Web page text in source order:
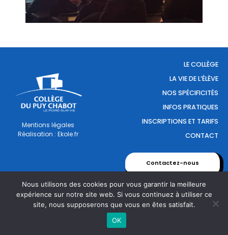
Mentions légales
Réalisation : Ekole.fr
LE COLLÈGE
LA VIE DE L’ÉLÈVE
NOS SPÉCIFICITÉS
INFOS PRATIQUES
INSCRIPTIONS ET TARIFS
CONTACT
Contactez-nous
Nous utilisons des cookies pour vous garantir la meilleure
expérience sur notre site web. Si vous continuez à utiliser ce
site, nous supposerons que vous en êtes satisfait.
OK
Engagé pour l’environnement : compensation de l’impact
carbone de notre site internetEn savoir +